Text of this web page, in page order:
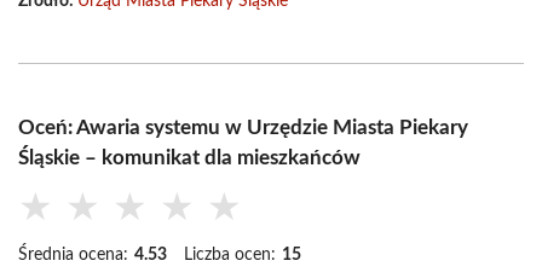
Oceń: Awaria systemu w Urzędzie Miasta Piekary
Śląskie – komunikat dla mieszkańców
★ ★ ★ ★ ★
Średnia ocena: 4.53 Liczba ocen: 15